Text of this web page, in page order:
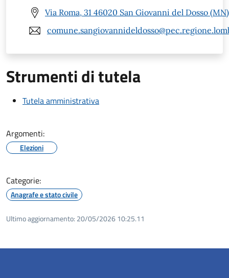
Via Roma, 31 46020 San Giovanni del Dosso (MN)
Strumenti di tutela
Tutela amministrativa
Argomenti:
Elezioni
Categorie:
Anagrafe e stato civile
Ultimo aggiornamento: 20/05/2026 10:25.11